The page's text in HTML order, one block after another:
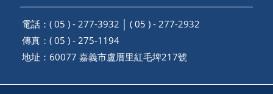
電話：( 05 ) - 277-3932 │ ( 05 ) - 277-2932
傳真：( 05 ) - 275-1194
地址： 60077 嘉義市盧厝里紅毛埤217號